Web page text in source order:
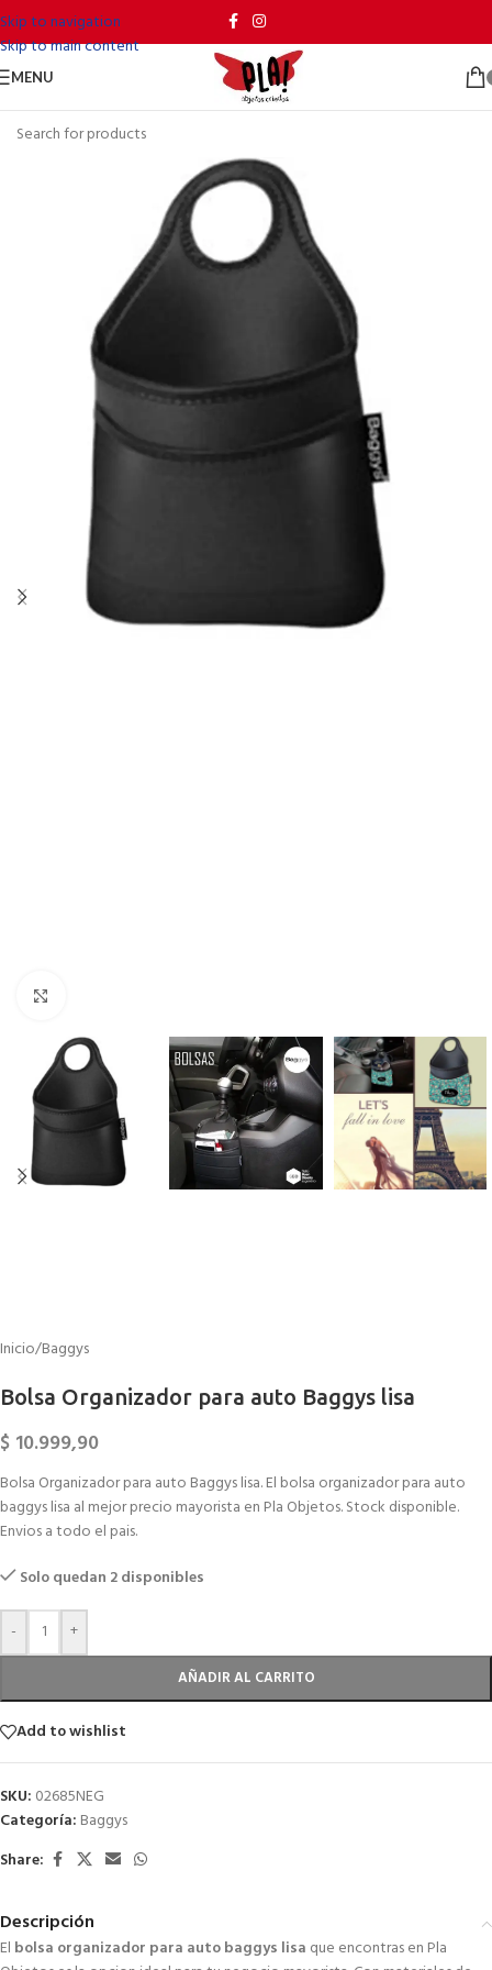
Skip to navigation
Skip to main content
MENU
Inicio/Baggys
Bolsa Organizador para auto Baggys lisa
$ 10.999,90
Bolsa Organizador para auto Baggys lisa. El bolsa organizador para auto
baggys lisa al mejor precio mayorista en Pla Objetos. Stock disponible.
Envios a todo el pais.
Solo quedan 2 disponibles
- +
AÑADIR AL CARRITO
Add to wishlist
SKU: 02685NEG
Categoría: Baggys
Share:
Descripción
El bolsa organizador para auto baggys lisa que encontras en Pla